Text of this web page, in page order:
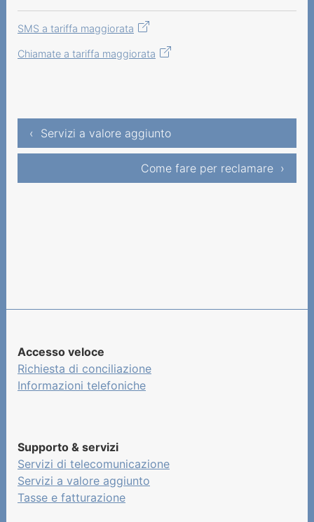
SMS a tariffa maggiorata
Chiamate a tariffa maggiorata
‹ Servizi a valore aggiunto
Come fare per reclamare ›
Esempi
Accesso veloce
Richiesta di conciliazione
Informazioni telefoniche
Supporto & servizi
Servizi di telecomunicazione
Servizi a valore aggiunto
Tasse e fatturazione